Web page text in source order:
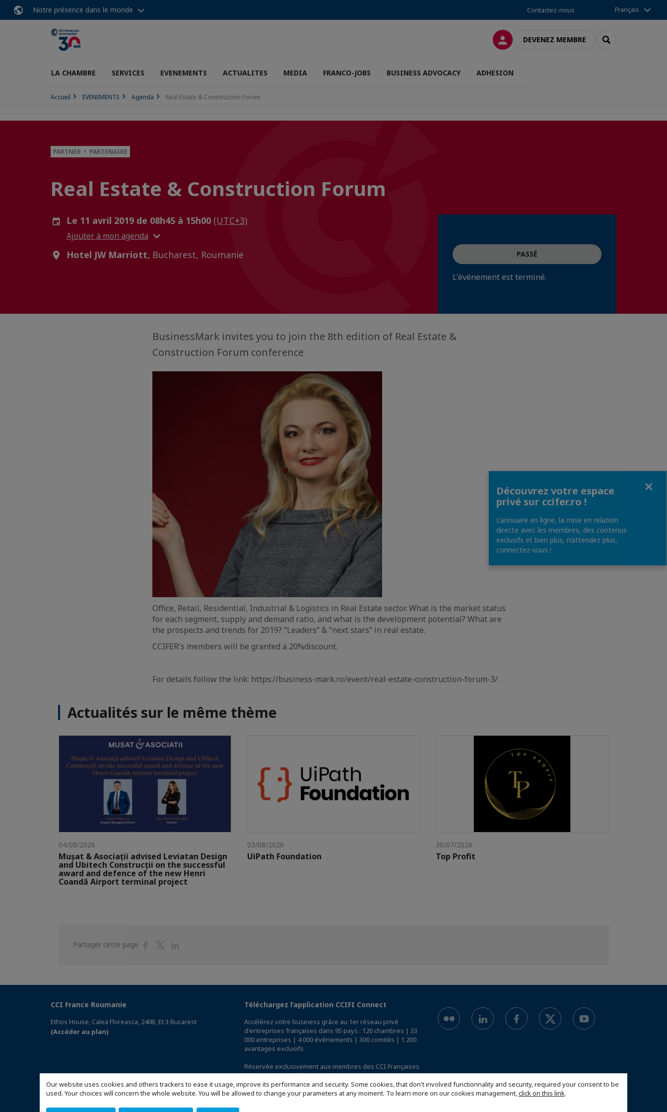
Our website uses cookies and others trackers to ease it usage, improve its performance and security. Some cookies, that don't involved functionnality and security, required your consent to be
used. Your choices will concern the whole website. You will be allowed to change your parameters at any moment. To learn more on our cookies management,click on this link.
Notre présence dans le monde Contactez-nous Français
CONNEXIONDEVENEZ MEMBRE RECHERCHER
LA CHAMBRE SERVICES EVENEMENTS ACTUALITES MEDIA FRANCO-JOBS BUSINESS ADVOCACY ADHESION
Accueil EVENEMENTS Agenda Real Estate & Construction Forum
PARTNER • PARTENAIRE
Real Estate & Construction Forum
Le 11 avril 2019 de 08h45 à 15h00 (UTC+3)
Ajouter à mon agenda
Hotel JW Marriott, Bucharest, Roumanie PASSÉ
L'événement est terminé.
BusinessMark invites you to join the 8th edition of Real Estate &
Construction Forum conference
Office, Retail, Residential, Industrial & Logistics in Real Estate sector. What is the market status
for each segment, supply and demand ratio, and what is the development potential? What are
the prospects and trends for 2019? ”Leaders” & ”next stars” in real estate.
CCIFER's members will be granted a 20%discount.
For details follow the link: https://business-mark.ro/event/real-estate-construction-forum-3/
Actualités sur le même thème
04/08/2026
Mușat & Asociații advised Leviatan Design
and Ubitech Construcții on the successful
award and defence of the new Henri
Coandă Airport terminal project
03/08/2026
UiPath Foundation
30/07/2026
Top Profit
Partager cette page
PartagerPartager
CCI France Roumanie
Ethos House, Calea Floreasca, 240B, Et 3 Bucarest
(Accéder au plan)
Téléchargez l’application CCIFI Connect
Accélérez votre business grâce au 1er réseau privé
d'entreprises françaises dans 95 pays : 120 chambres | 33
000 entreprises | 4 000 événements | 300 comités | 1 200
avantages exclusifs
Réservée exclusivement aux membres des CCI Françaises
à l'International,découvrez l'app CCIFI Connect.
Découvrez votre espace
privé sur ccifer.ro !
L’annuaire en ligne, la mise en relation
directe avec les membres, des contenus
exclusifs et bien plus, n’attendez plus,
connectez-vous !